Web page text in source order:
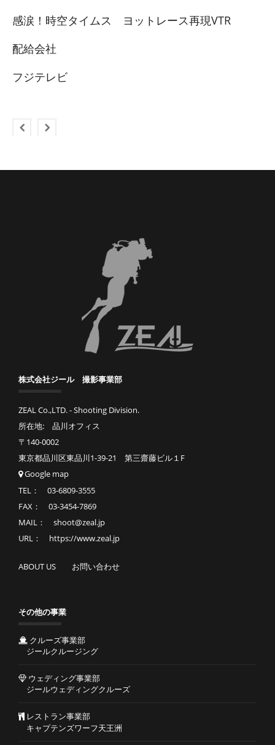
感涙！時空タイムス ヨットレース再現VTR
配給会社
フジテレビ
株式会社ジール 撮影事業部
ZEAL Co.,LTD. - Shooting Division.
所在地: 品川オフィス
〒140-0002
東京都品川区東品川1-39-21 第三齋藤ビル１F
Google map
TEL： 03-6809-3555
FAX： 03-3454-7869
MAIL： shoot@zeal.jp
URL： https://www.zeal.jp
ABOUT US お問い合わせ
その他の事業
クルーズ事業部
ジールクルージング
ウェディング事業部
ジールウェディングクルーズ
レストラン事業部
キャプテンズワーフ天王洲